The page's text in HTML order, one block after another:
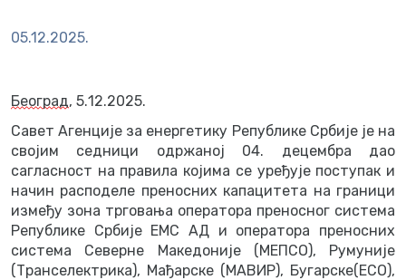
05.12.2025.
Београд, 5.12.2025.
Савет Агенције за енергетику Републике Србије је на
својим седници одржаној 04. децембра дао
сагласност на правила којима се уређује поступак и
начин расподеле преносних капацитета на граници
између зона трговања оператора преносног система
Републике Србије ЕМС АД и оператора преносних
система Северне Македоније (МЕПСО), Румуније
(Транселектрика), Мађарске (МАВИР), Бугарске(ЕСО),